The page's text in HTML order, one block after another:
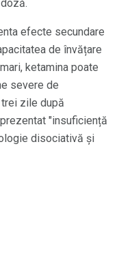
efecte secundare
de învățare
ketamina poate
severe de
zile după
"insuficiență
disociativă și